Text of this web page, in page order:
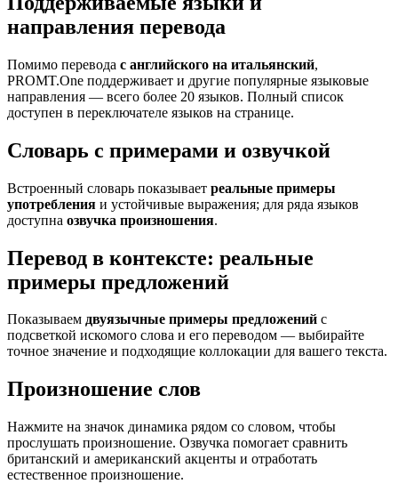
направления перевода
Помимо перевода с английского на итальянский,
PROMT.One поддерживает и другие популярные языковые
направления — всего более 20 языков. Полный список
доступен в переключателе языков на странице.
Словарь с примерами и озвучкой
Встроенный словарь показывает реальные примеры
употребления и устойчивые выражения; для ряда языков
доступна озвучка произношения.
Перевод в контексте: реальные
примеры предложений
Показываем двуязычные примеры предложений с
подсветкой искомого слова и его переводом — выбирайте
точное значение и подходящие коллокации для вашего текста.
Произношение слов
Нажмите на значок динамика рядом со словом, чтобы
прослушать произношение. Озвучка помогает сравнить
британский и американский акценты и отработать
естественное произношение.